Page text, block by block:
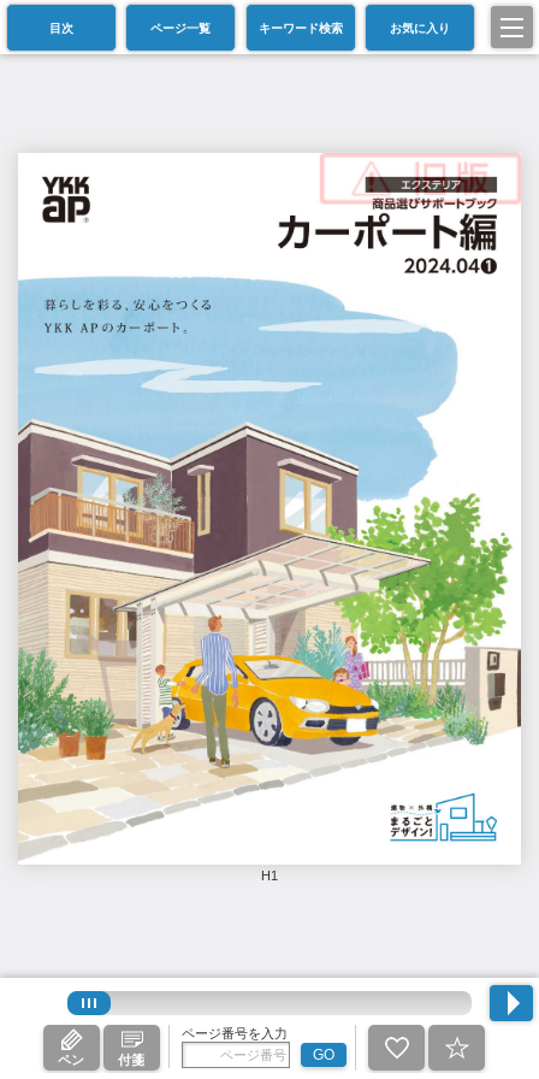
目次 ページ一覧 キーワード検索 お気に入り
H1
ペン 付箋
ページ番号を入力
GO